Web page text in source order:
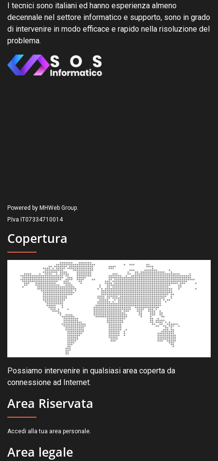
I tecnici sono italiani ed hanno esperienza almeno
decennale nel settore informatico e supporto, sono in grado
di intervenire in modo efficace e rapido nella risoluzione del
problema.
Powered by MHWeb Group.
P.Iva IT07334710014
Copertura
Possiamo intervenire in qualsiasi area coperta da
connessione ad Internet.
Area Riservata
Accedi alla tua area personale.
Area legale